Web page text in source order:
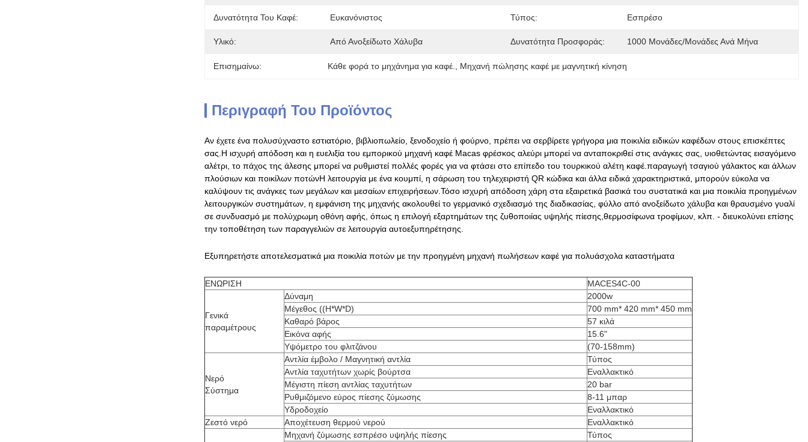
Δυνατότητα Του Καφέ: Ευκανόνιστος Τύπος: Εσπρέσο
Υλικό: Από Ανοξείδωτο Χάλυβα Δυνατότητα Προσφοράς: 1000 Μονάδες/μονάδες Ανά Μήνα
Επισημαίνω: Κάθε φορά το μηχάνημα για καφέ. Μηχανή πώλησης καφέ με μαγνητική κίνηση
Περιγραφή Του Προϊόντος
Αν έχετε ένα πολυσύχναστο εστιατόριο, βιβλιοπωλείο, ξενοδοχείο ή φούρνο, πρέπει να σερβίρετε γρήγορα μια ποικιλία ειδικών καφέδων στους επισκέπτες
σας.Η ισχυρή απόδοση και η ευελιξία του εμπορικού μηχανή καφέ Macas φρέσκος αλεύρι μπορεί να ανταποκριθεί στις ανάγκες σας, υιοθετώντας εισαγόμενο
αλέτρι, το πάχος της άλεσης μπορεί να ρυθμιστεί πολλές φορές για να φτάσει στο επίπεδο του τουρκικού αλέτη καφέ.παραγωγή τσαγιού γάλακτος και άλλων
πλούσιων και ποικίλων ποτώνΗ λειτουργία με ένα κουμπί, η σάρωση του τηλεχειριστή QR κώδικα και άλλα ειδικά χαρακτηριστικά, μπορούν εύκολα να
καλύψουν τις ανάγκες των μεγάλων και μεσαίων επιχειρήσεων.Τόσο ισχυρή απόδοση χάρη στα εξαιρετικά βασικά του συστατικά και μια ποικιλία προηγμένων
λειτουργικών συστημάτων, η εμφάνιση της μηχανής ακολουθεί το γερμανικό σχεδιασμό της διαδικασίας, φύλλο από ανοξείδωτο χάλυβα και θραυσμένο γυαλί
σε συνδυασμό με πολύχρωμη οθόνη αφής, όπως η επιλογή εξαρτημάτων της ζυθοποιίας υψηλής πίεσης,θερμοσίφωνα τροφίμων, κλπ. - διευκολύνει επίσης
την τοποθέτηση των παραγγελιών σε λειτουργία αυτοεξυπηρέτησης.
Εξυπηρετήστε αποτελεσματικά μια ποικιλία ποτών με την προηγμένη μηχανή πωλήσεων καφέ για πολυάσχολα καταστήματα
ΕΝΩΡΙΣΗ MACES4C-00
Γενικά
παραμέτρους
Δύναμη
2000w
Μέγεθος ((H*W*D)
700 mm* 420 mm* 450 mm
Καθαρό βάρος
57 κιλά
Εικόνα αφής
15.6"
Υψόμετρο του φλιτζάνου
(70-158mm)
Νερό
Σύστημα
Αντλία έμβολο / Μαγνητική αντλία
Τύπος
Αντλία ταχυτήτων χωρίς βούρτσα
Εναλλακτικό
Μέγιστη πίεση αντλίας ταχυτήτων
20 bar
Ρυθμιζόμενο εύρος πίεσης ζύμωσης
8-11 μπαρ
Υδροδοχείο
Εναλλακτικό
Ζεστό νερό
Αποχέτευση θερμού νερού Εναλλακτικό
Μηχανή ζύμωσης εσπρέσο υψηλής πίεσης
Τύπος